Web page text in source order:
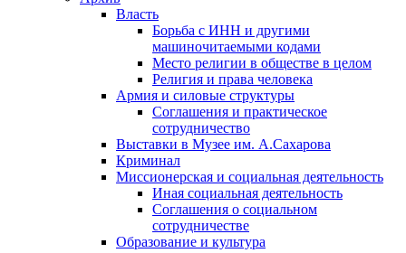
Власть
Борьба с ИНН и другими
машиночитаемыми кодами
Место религии в обществе в целом
Религия и права человека
Армия и силовые структуры
Соглашения и практическое
сотрудничество
Выставки в Музее им. А.Сахарова
Криминал
Миссионерская и социальная деятельность
Иная социальная деятельность
Соглашения о социальном
сотрудничестве
Образование и культура